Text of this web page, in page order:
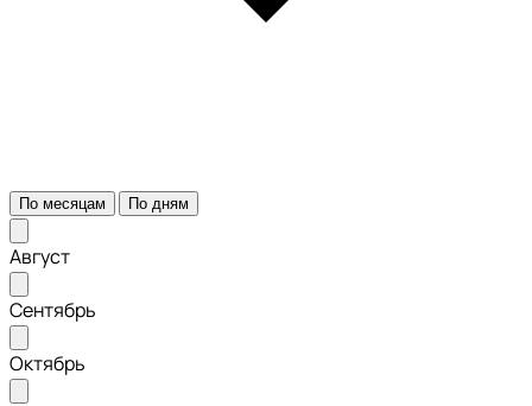
По месяцам По дням
Август
Сентябрь
Октябрь